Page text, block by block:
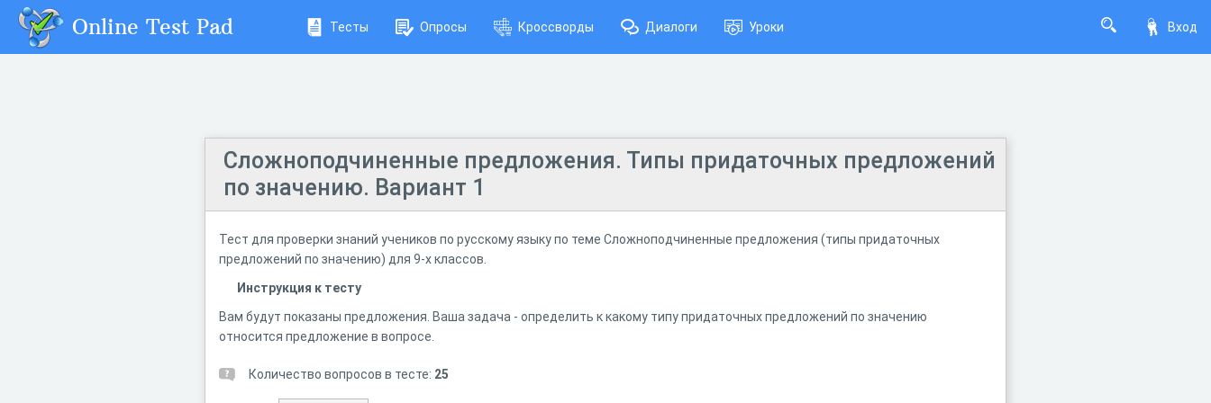
Вход
Online Test Pad Тесты Опросы Кроссворды Диалоги Уроки
Сложноподчиненные предложения. Типы придаточных предложений
по значению. Вариант 1
Тест для проверки знаний учеников по русскому языку по теме Сложноподчиненные предложения (типы придаточных
предложений по значению) для 9-х классов.
Инструкция к тесту
Вам будут показаны предложения. Ваша задача - определить к какому типу придаточных предложений по значению
относится предложение в вопросе.
Количество вопросов в тесте: 25